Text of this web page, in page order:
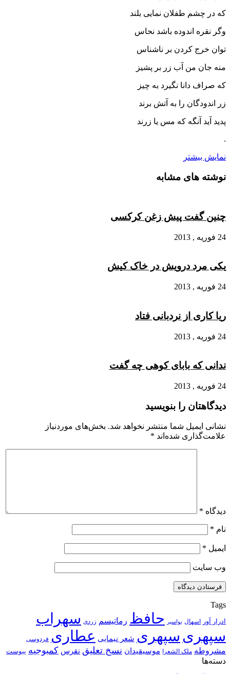
که در چشم طفلان نمایی بلند
وگر نقره اندوده باشد نحاس
توان خرج کردن بر ناشناس
منه جان من آب زر بر پشیز
که صراف دانا نگیرد به چیز
زر اندودگان را به آتش برند
پدید آید آنگه که مس یا زرند
.
نمایش بیشتر
نوشته های مشابه
چنین گفت پیش زغن کرکسی
24 فوریه , 2013
یکی مرد درویش در خاک کیش
24 فوریه , 2013
ریا کاری از نردبانی فتاد
24 فوریه , 2013
ندانی که بابای کوهی چه گفت
24 فوریه , 2013
دیدگاهتان را بنویسید
نشانی ایمیل شما منتشر نخواهد شد. بخش‌های موردنیاز
علامت‌گذاری شده‌اند *
دیدگاه *
نام *
ایمیل *
وب‌ سایت
Tags
ادرار آور اسهال بواسیر حافظ رماتیسم زردی سهراب
سپهری سپهری شعر نیمایی عطاری فردوسی
مشروطه ملک الشعرا موسیقیدان نسخ تعلیق نقرس کمبوجیه یبوست
دسته‌ها